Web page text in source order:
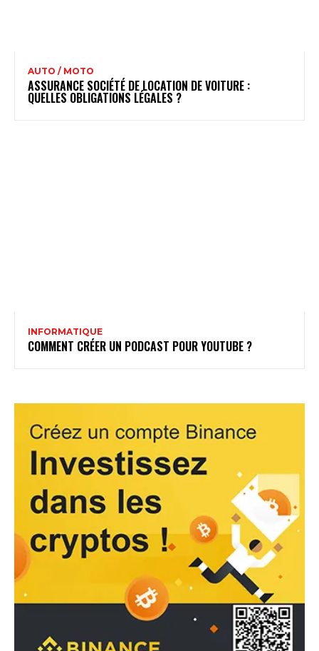
AUTO / MOTO
ASSURANCE SOCIÉTÉ DE LOCATION DE VOITURE :
QUELLES OBLIGATIONS LÉGALES ?
INFORMATIQUE
COMMENT CRÉER UN PODCAST POUR YOUTUBE ?